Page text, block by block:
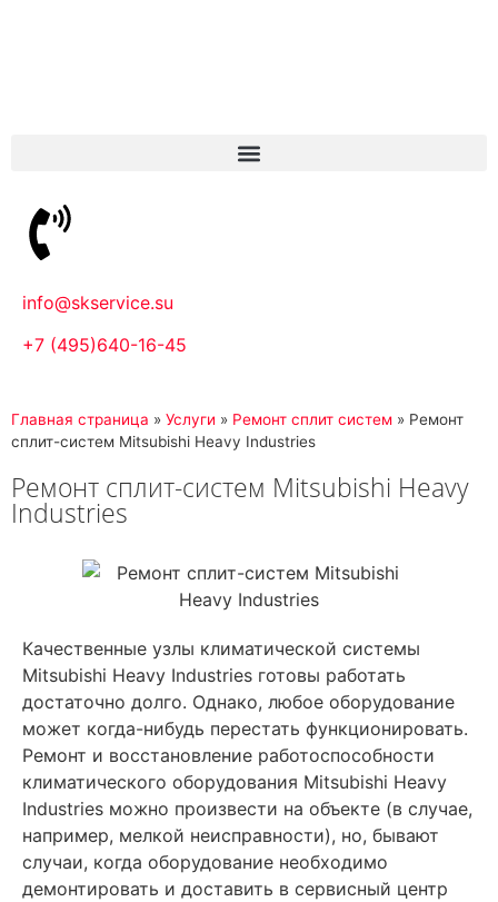
info@skservice.su
+7 (495)640-16-45
Главная страница » Услуги » Ремонт сплит систем » Ремонт
сплит-систем Mitsubishi Heavy Industries
Ремонт сплит-систем Mitsubishi Heavy
Industries
Качественные узлы климатической системы
Mitsubishi Heavy Industries готовы работать
достаточно долго. Однако, любое оборудование
может когда-нибудь перестать функционировать.
Ремонт и восстановление работоспособности
климатического оборудования Mitsubishi Heavy
Industries можно произвести на объекте (в случае,
например, мелкой неисправности), но, бывают
случаи, когда оборудование необходимо
демонтировать и доставить в сервисный центр